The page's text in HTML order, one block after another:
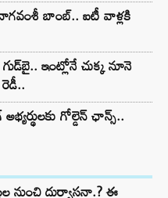
బాంబ్.. ఐటీ వాళ్లకి
ఇంట్లోనే చుక్క నూనె
గోల్డెన్‌ ఛాన్స్..
నుంచి దుర్వాసనా.? ఈ